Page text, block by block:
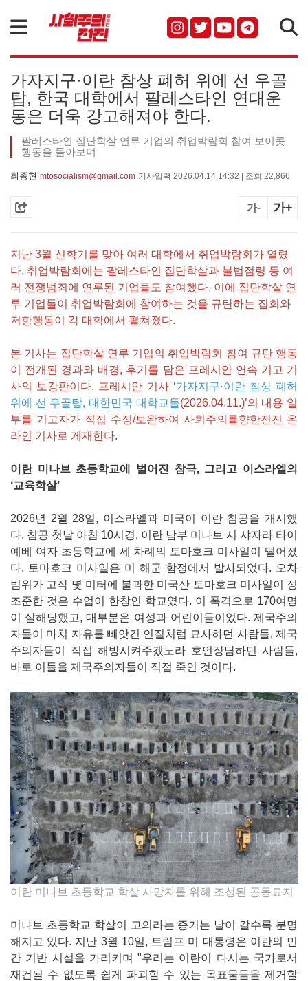
가자지구·이란 참상 폐허 위에 선 우골
탑, 한국 대학에서 팔레스타인 연대운
동은 더욱 강고해져야 한다.
팔레스타인 집단학살 연루 기업의 취업박람회 참여 보이콧
행동을 돌아보며
최종현 mtosocialism@gmail.com 기사입력 2026.04.14 14:32 | 조회 22,866
가- 가+
지난 3월 신학기를 맞아 여러 대학에서 취업박람회가 열렸
다. 취업박람회에는 팔레스타인 집단학살과 불법점령 등 여
러 전쟁범죄에 연루된 기업들도 참여했다. 이에 집단학살 연
루 기업들이 취업박람회에 참여하는 것을 규탄하는 집회와
저항행동이 각 대학에서 펼쳐졌다.
본 기사는 집단학살 연루 기업의 취업박람회 참여 규탄 행동
이 전개된 경과와 배경, 후기를 담은 프레시안 연속 기고 기
사의 보강판이다. 프레시안 기사 ‘가자지구·이란 참상 폐허
위에 선 우골탑, 대한민국 대학교들(2026.04.11.)’의 내용 일
부를 기고자가 직접 수정/보완하여 사회주의를향한전진 온
라인 기사로 게재한다.
이란 미나브 초등학교에 벌어진 참극, 그리고 이스라엘의
‘교육학살’
2026년 2월 28일, 이스라엘과 미국이 이란 침공을 개시했
다. 침공 첫날 아침 10시경, 이란 남부 미나브 시 샤자라 타이
예베 여자 초등학교에 세 차례의 토마호크 미사일이 떨어졌
다. 토마호크 미사일은 미 해군 함정에서 발사되었다. 오차
범위가 고작 몇 미터에 불과한 미국산 토마호크 미사일이 정
조준한 것은 수업이 한창인 학교였다. 이 폭격으로 170여명
이 살해당했고, 대부분은 여성과 어린이들이었다. 제국주의
자들이 마치 자유를 빼앗긴 인질처럼 묘사하던 사람들, 제국
주의자들이 직접 해방시켜주겠노라 호언장담하던 사람들,
바로 이들을 제국주의자들이 직접 죽인 것이다.
이란 미나브 초등학교 학살 사망자를 위해 조성된 공동묘지
미나브 초등학교 학살이 고의라는 증거는 날이 갈수록 분명
해지고 있다. 지난 3월 10일, 트럼프 미 대통령은 이란의 민
간 기반 시설을 가리키며 "우리는 이란이 다시는 국가로서
재건될 수 없도록 쉽게 파괴할 수 있는 목표물들을 제거할